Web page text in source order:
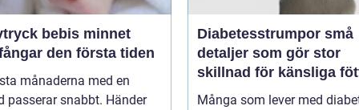
bebis minnet
den första tiden
månaderna med en
passerar snabbt. Händer
Diabetesstrumpor små
detaljer som gör stor
skillnad för känsliga
Många som lever med